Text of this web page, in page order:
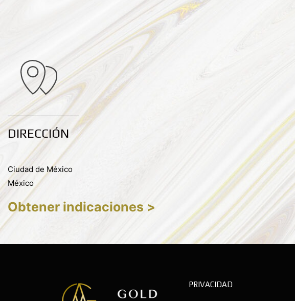
DIRECCIÓN
Ciudad de México
México
Obtener indicaciones >
PRIVACIDAD